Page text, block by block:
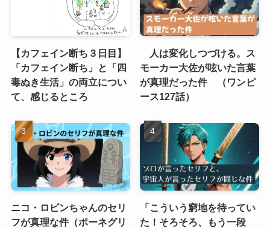
【カフェイン断ち３日目】
「カフェイン断ち」と「四
毒ぬき生活」の両立につい
て、感じるところ
人は変化しつづける。ス
モーカー大佐が呟いた言葉
が真理だった件 （ワンピ
ース127話）
ニコ・ロビンちゃんのセリ
フが真理な件（ポーネグリ
「こういう窮地を待ってい
た！そろそろ、もう一段